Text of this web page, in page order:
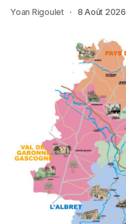
Yoan Rigoulet 8 Août 2026